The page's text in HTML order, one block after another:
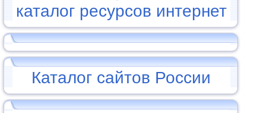
Каталог сайтов России